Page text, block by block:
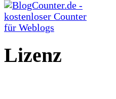
Lizenz